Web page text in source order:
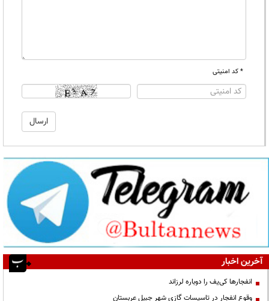
* کد امنیتی
آخرین اخبار
انفجارها کی‌یف را دوباره لرزاند
وقوع انفجار در تاسیسات گازی شهر جبیل عربستان